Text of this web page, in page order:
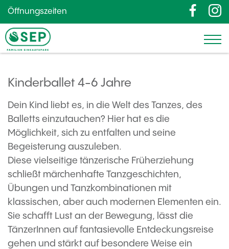
Öffnungszeiten
Kinderballet 4-6 Jahre
Dein Kind liebt es, in die Welt des Tanzes, des
Balletts einzutauchen? Hier hat es die
Möglichkeit, sich zu entfalten und seine
Begeisterung auszuleben.
Diese vielseitige tänzerische Früherziehung
schließt märchenhafte Tanzgeschichten,
Übungen und Tanzkombinationen mit
klassischen, aber auch modernen Elementen ein.
Sie schafft Lust an der Bewegung, lässt die
TänzerInnen auf fantasievolle Entdeckungsreise
gehen und stärkt auf besondere Weise ein